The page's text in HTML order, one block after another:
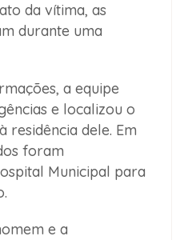
da vítima, as
durante uma
a equipe
e localizou o
residência dele. Em
foram
Municipal para
e a